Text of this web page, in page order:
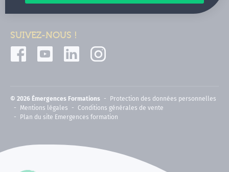
SUIVEZ-NOUS !
© 2026 Émergences Formations
Protection des données personnelles
Mentions légales
Conditions générales de vente
Plan du site Emergences formation